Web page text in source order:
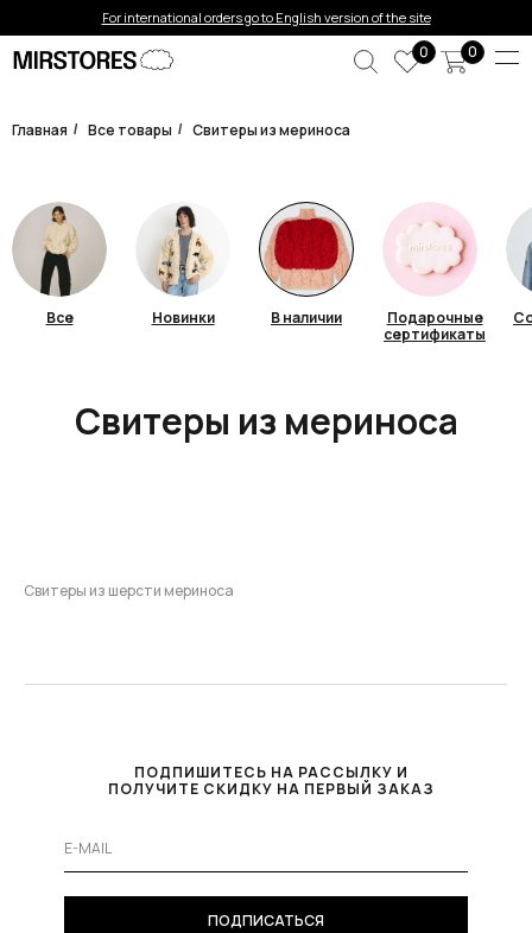
0
0
For international orders go to English version of the site
Главная / Все товары / Свитеры из мериноса
Новинки
Все В наличии
Подарочные
сертификаты
Свитеры из мериноса
и вышивкой. При правильном уходе за шерстью
свитер прослужит очень долго.
из натуральной шерсти мериноса, добавьте
не подойдет по размеру или цвету, вы можете
Свитеры из шерсти мериноса
ПОДПИШИТЕСЬ НА РАССЫЛКУ И
ПОЛУЧИТЕ СКИДКУ НА ПЕРВЫЙ ЗАКАЗ
ПОДПИСАТЬСЯ